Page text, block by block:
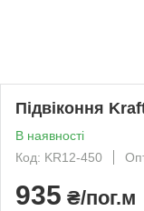
Підвіконня
В наявності
Код: KR12-450
935 ₴/пог.м